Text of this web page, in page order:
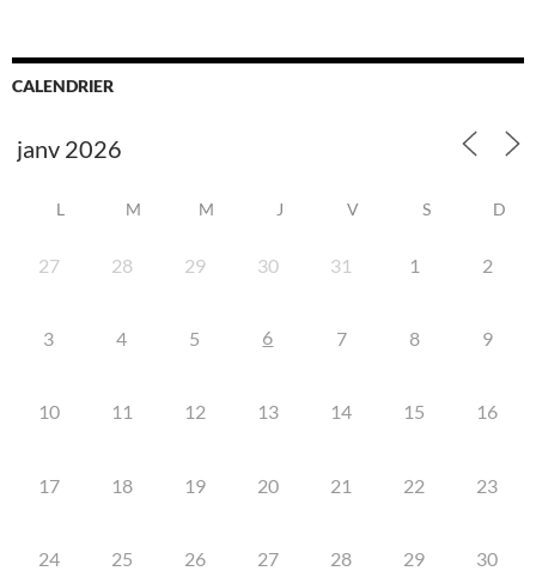
CALENDRIER
L M M J V S D
27 28 29 30 31 1 2
3 4 5 6 7 8 9
10 11 12 13 14 15 16
17 18 19 20 21 22 23
24 25 26 27 28 29 30